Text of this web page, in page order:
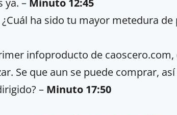
ha sido tu mayor metedura de
infoproducto de caoscero.com,
Se que aun se puede comprar,
– Minuto 17:50